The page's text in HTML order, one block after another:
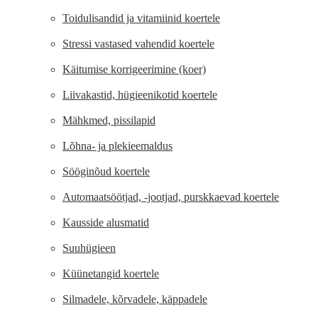
Toidulisandid ja vitamiinid koertele
Stressi vastased vahendid koertele
Käitumise korrigeerimine (koer)
Liivakastid, hügieenikotid koertele
Mähkmed, pissilapid
Lõhna- ja plekieemaldus
Sööginõud koertele
Automaatsöötjad, -jootjad, purskkaevad koertele
Kausside alusmatid
Suuhügieen
Küünetangid koertele
Silmadele, kõrvadele, käppadele